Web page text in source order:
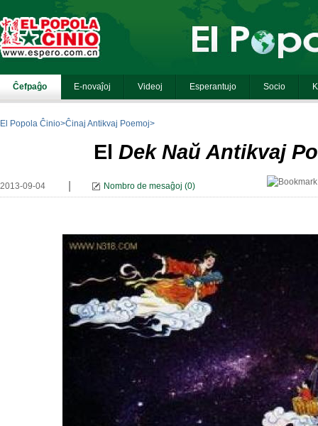
El Popola Ĉinio>Ĉinaj Antikvaj Poemoj>
El Dek Naŭ Antikvaj
2013-09-04 Nombro de mesaĝoj (0)